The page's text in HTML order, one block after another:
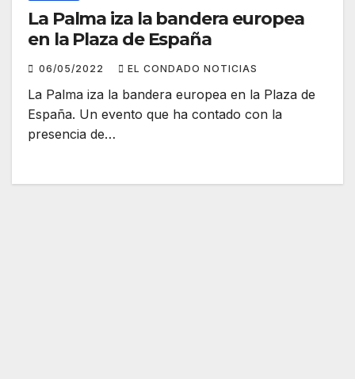
La Palma iza la bandera europea
en la Plaza de España
06/05/2022 EL CONDADO NOTICIAS
La Palma iza la bandera europea en la Plaza de
España. Un evento que ha contado con la
presencia de…